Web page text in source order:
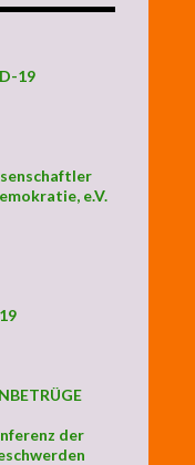
19
e.V.
der